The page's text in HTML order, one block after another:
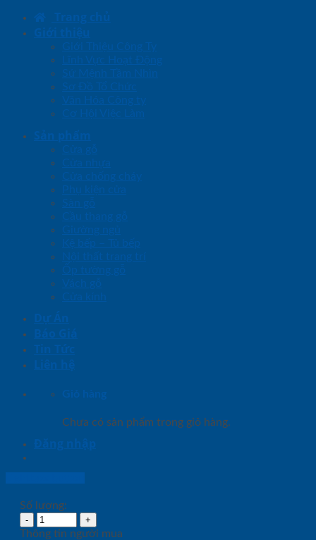
Trang chủ
Giới thiệu
Giới Thiệu Công Ty
Lĩnh Vực Hoạt Động
Sứ Mệnh Tầm Nhìn
Sơ Đồ Tổ Chức
Văn Hóa Công ty
Cơ Hội Việc Làm
Sản phẩm
Cửa gỗ
Cửa nhựa
Cửa chống cháy
Phụ kiện cửa
Sàn gỗ
Cầu thang gỗ
Giường ngủ
Kệ bếp – Tủ bếp
Nội thất trang trí
Ốp tường gỗ
Vách gỗ
Cửa kính
Dự Án
Báo Giá
Tin Tức
Liên hệ
Giỏ hàng
Chưa có sản phẩm trong giỏ hàng.
Đăng nhập
Số lượng:
Thông tin người mua